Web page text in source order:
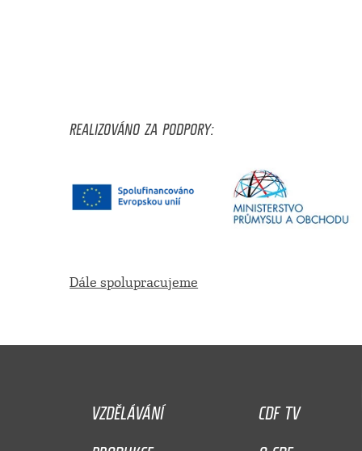
REALIZOVÁNO ZA PODPORY:
Dále spolupracujeme
VZDĚLÁVÁNÍ
CDF TV